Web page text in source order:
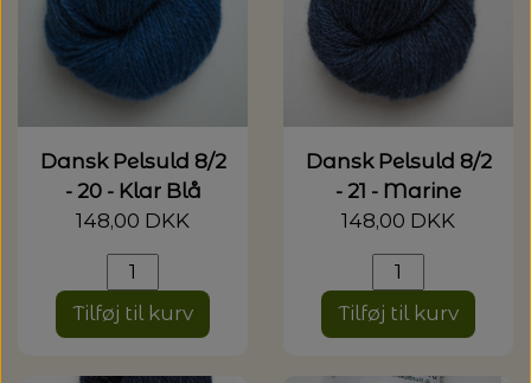
Dansk Pelsuld 8/2
- 20 - Klar Blå
148,00 DKK
Tilføj til kurv
Dansk Pelsuld 8/2
- 21 - Marine
148,00 DKK
Tilføj til kurv